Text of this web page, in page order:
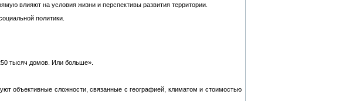
влияют на условия жизни и перспективы развития территории.
политики.
тысяч домов. Или больше».
объективные сложности, связанные с географией, климатом и стоимостью